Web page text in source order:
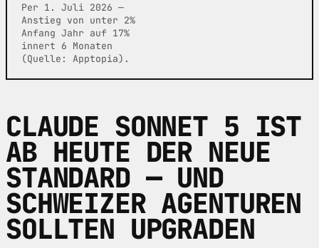
Per 1. Juli 2026 —
Anstieg von unter 2%
Anfang Jahr auf 17%
innert 6 Monaten
(Quelle: Apptopia).
CLAUDE SONNET 5 IST
AB HEUTE DER NEUE
STANDARD — UND
SCHWEIZER AGENTUREN
SOLLTEN UPGRADEN